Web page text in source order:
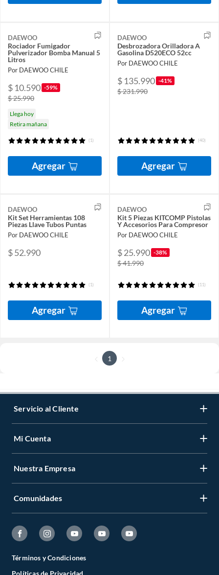
DAEWOO
Rociador Fumigador
Pulverizador Bomba Manual 5
Litros
Por DAEWOO CHILE
$ 10.590 -59%
$ 25.990
Llega hoy
Retira mañana
(1)
Agregar
DAEWOO
Desbrozadora Orilladora A
Gasolina D520ECO 52cc
Por DAEWOO CHILE
$ 135.990 -41%
$ 231.990
(40)
Agregar
DAEWOO
Kit Set Herramientas 108
Piezas Llave Tubos Puntas
Por DAEWOO CHILE
$ 52.990
(1)
Agregar
DAEWOO
Kit 5 Piezas KITCOMP Pistolas
Y Accesorios Para Compresor
Por DAEWOO CHILE
$ 25.990 -38%
$ 41.990
(11)
Agregar
1
Servicio al Cliente
Mi Cuenta
Nuestra Empresa
Comunidades
Términos y Condiciones